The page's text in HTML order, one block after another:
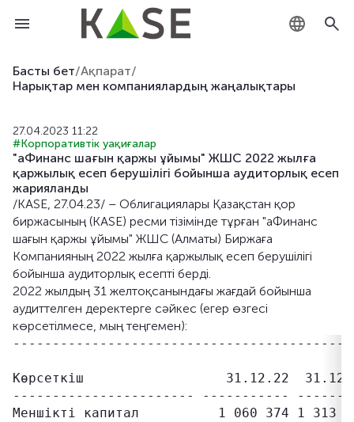
Басты бет/Ақпарат/
Нарықтар мен компаниялардың жаңалықтары
27.04.2023 11:22
#Корпоративтік уақиғалар
"аФинанс шағын қаржы ұйымы" ЖШС 2022 жылға
қаржылық есеп берушілігі бойынша аудиторлық есеп
жарияланды
/KASE, 27.04.23/ – Облигациялары Қазақстан қор
биржасының (KASE) ресми тізімінде тұрған "аФинанс
шағын қаржы ұйымы" ЖШС (Алматы) Биржаға
Компанияның 2022 жылға қаржылық есеп берушілігі
бойынша аудиторлық есепті берді.
2022 жылдың 31 желтоқсанындағы жағдай бойынша
аудиттелген деректерге сәйкес (егер өзгесі
көрсетілмесе, мың теңгемен):
Көрсеткіш                  31.12.22
----------------------- -----------
Меншікті капитал          1 060 374 1 313